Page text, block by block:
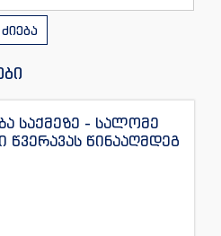
ძიება
საქმეზე - სალომე
წინააღმდეგ